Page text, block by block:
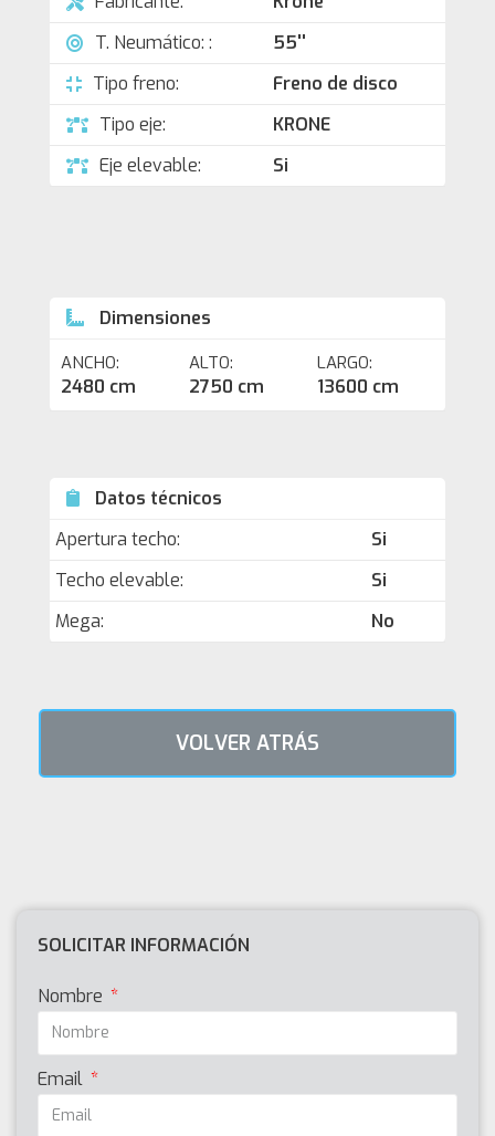
T. Neumático: :
55''
Tipo freno:
Freno de disco
Tipo eje:
KRONE
Eje elevable:
Si
Dimensiones
ANCHO:
2480 cm
ALTO:
2750 cm
LARGO:
13600 cm
Datos técnicos
Apertura techo:
Si
Techo elevable:
Si
Mega:
No
VOLVER ATRÁS
SOLICITAR INFORMACIÓN
Nombre
Email